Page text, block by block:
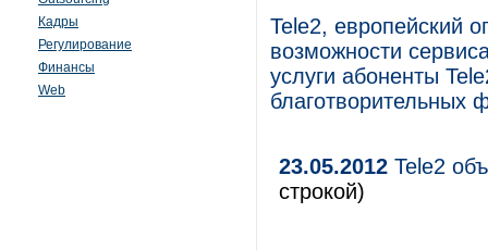
Кадры
Регулирование
Финансы
Web
Tele2, европейский
возможности
услуги абоненты
благотворительных
23.05.2012 Tele2
строкой)